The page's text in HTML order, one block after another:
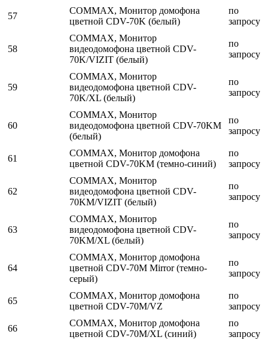
57
COMMAX, Монитор домофона
цветной CDV-70K (белый)
по
запросу
58
COMMAX, Монитор
видеодомофона цветной CDV-
70K/VIZIT (белый)
по
запросу
59
COMMAX, Монитор
видеодомофона цветной CDV-
70K/XL (белый)
по
запросу
60
COMMAX, Монитор
видеодомофона цветной CDV-70KM
(белый)
по
запросу
61
COMMAX, Монитор домофона
цветной CDV-70KM (темно-синий)
по
запросу
62
COMMAX, Монитор
видеодомофона цветной CDV-
70KM/VIZIT (белый)
по
запросу
63
COMMAX, Монитор
видеодомофона цветной CDV-
70KM/XL (белый)
по
запросу
64
COMMAX, Монитор домофона
цветной CDV-70M Mirror (темно-
серый)
по
запросу
65
COMMAX, Монитор домофона
цветной CDV-70M/VZ
по
запросу
66
COMMAX, Монитор домофона
цветной CDV-70M/XL (синий)
по
запросу